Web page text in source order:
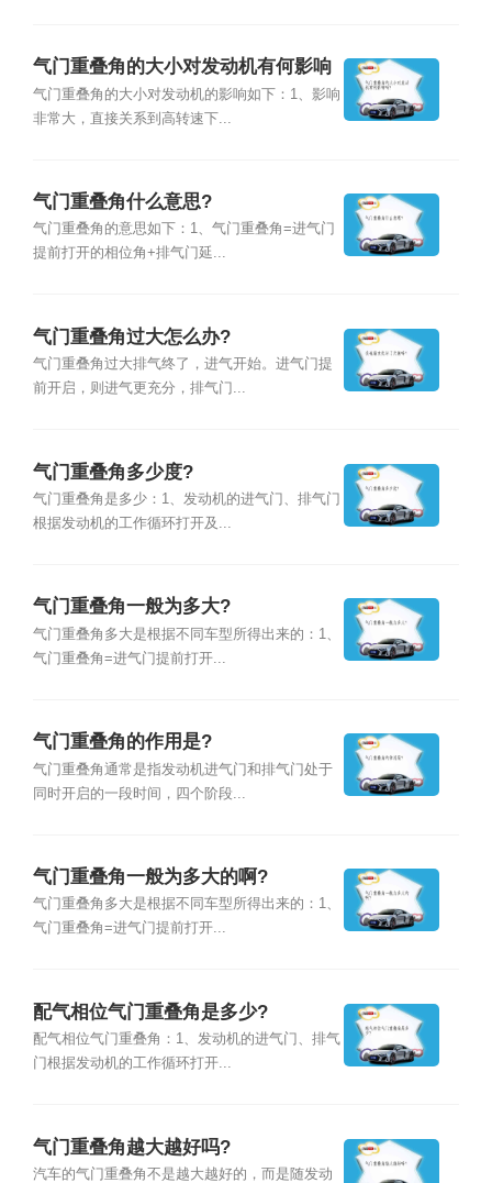
气门重叠角的大小对发动机有何影响
吗?
气门重叠角的大小对发动机的影响如下：1、影响
非常大，直接关系到高转速下...
气门重叠角什么意思?
气门重叠角的意思如下：1、气门重叠角=进气门
提前打开的相位角+排气门延...
气门重叠角过大怎么办?
气门重叠角过大排气终了，进气开始。进气门提
前开启，则进气更充分，排气门...
气门重叠角多少度?
气门重叠角是多少：1、发动机的进气门、排气门
根据发动机的工作循环打开及...
气门重叠角一般为多大?
气门重叠角多大是根据不同车型所得出来的：1、
气门重叠角=进气门提前打开...
气门重叠角的作用是?
气门重叠角通常是指发动机进气门和排气门处于
同时开启的一段时间，四个阶段...
气门重叠角一般为多大的啊?
气门重叠角多大是根据不同车型所得出来的：1、
气门重叠角=进气门提前打开...
配气相位气门重叠角是多少?
配气相位气门重叠角：1、发动机的进气门、排气
门根据发动机的工作循环打开...
气门重叠角越大越好吗?
汽车的气门重叠角不是越大越好的，而是随发动